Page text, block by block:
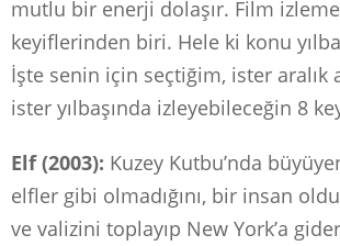
mutlu bir enerji dolaşır. Film
keyiflerinden biri. Hele ki konu
İşte senin için seçtiğim, ister aralık
ister yılbaşında izleyebileceğin 8
Elf (2003): Kuzey Kutbu’nda
elfler gibi olmadığını, bir insan
ve valizini toplayıp New York’a